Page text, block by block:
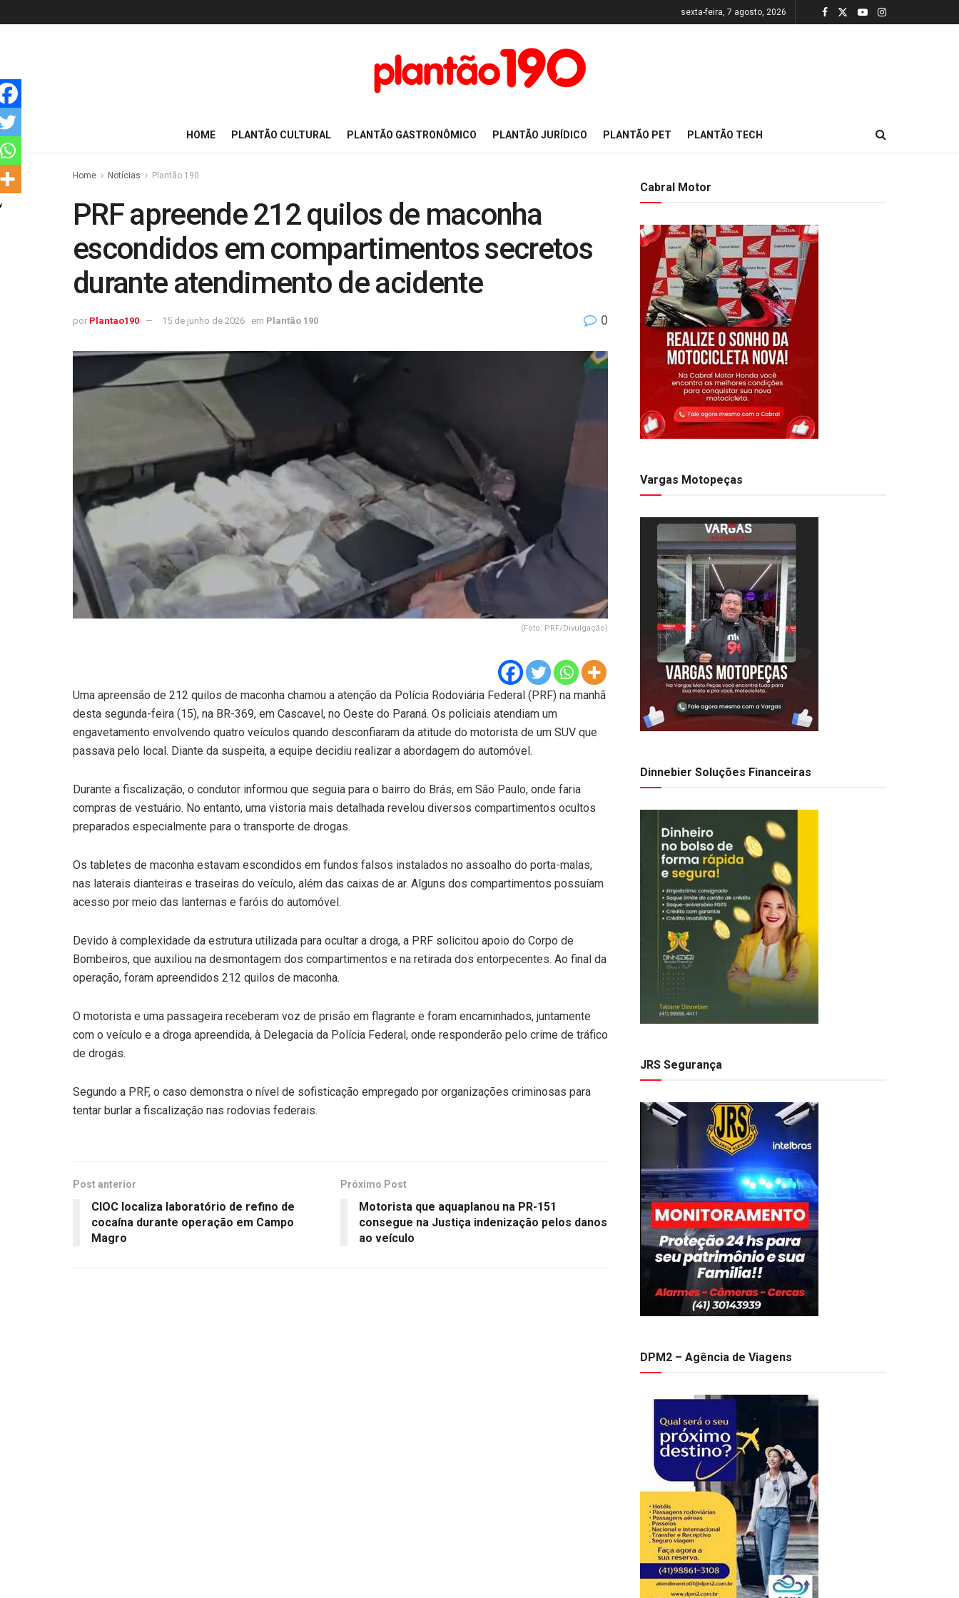
sexta-feira, 7 agosto, 2026
HOME PLANTÃO CULTURAL PLANTÃO GASTRONÔMICO PLANTÃO JURÍDICO PLANTÃO PET PLANTÃO TECH
Home Notícias Plantão 190
PRF apreende 212 quilos de maconha
escondidos em compartimentos secretos
durante atendimento de acidente
por Plantao190 15 de junho de 2026 em Plantão 190 0
(Foto: PRF/Divulgação)
Uma apreensão de 212 quilos de maconha chamou a atenção da Polícia Rodoviária Federal (PRF) na manhã
desta segunda-feira (15), na BR-369, em Cascavel, no Oeste do Paraná. Os policiais atendiam um
engavetamento envolvendo quatro veículos quando desconfiaram da atitude do motorista de um SUV que
passava pelo local. Diante da suspeita, a equipe decidiu realizar a abordagem do automóvel.
Durante a fiscalização, o condutor informou que seguia para o bairro do Brás, em São Paulo, onde faria
compras de vestuário. No entanto, uma vistoria mais detalhada revelou diversos compartimentos ocultos
preparados especialmente para o transporte de drogas.
Os tabletes de maconha estavam escondidos em fundos falsos instalados no assoalho do porta-malas,
nas laterais dianteiras e traseiras do veículo, além das caixas de ar. Alguns dos compartimentos possuíam
acesso por meio das lanternas e faróis do automóvel.
Devido à complexidade da estrutura utilizada para ocultar a droga, a PRF solicitou apoio do Corpo de
Bombeiros, que auxiliou na desmontagem dos compartimentos e na retirada dos entorpecentes. Ao final da
operação, foram apreendidos 212 quilos de maconha.
O motorista e uma passageira receberam voz de prisão em flagrante e foram encaminhados, juntamente
com o veículo e a droga apreendida, à Delegacia da Polícia Federal, onde responderão pelo crime de tráfico
de drogas.
Segundo a PRF, o caso demonstra o nível de sofisticação empregado por organizações criminosas para
tentar burlar a fiscalização nas rodovias federais.
Post anterior
CIOC localiza laboratório de refino de
cocaína durante operação em Campo
Magro
Próximo Post
Motorista que aquaplanou na PR-151
consegue na Justiça indenização pelos danos
ao veículo
Cabral Motor
Vargas Motopeças
Dinnebier Soluções Financeiras
JRS Segurança
DPM2 – Agência de Viagens